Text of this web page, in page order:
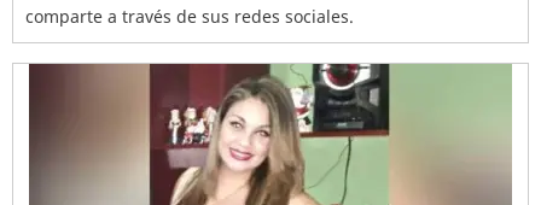
comparte a través de sus redes sociales.